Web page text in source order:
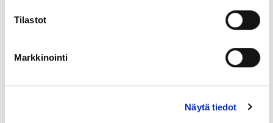
Tilastot
Markkinointi
Näytä tiedot
12.6.2023
Neuvontapalvelut: Ulkomaalaisen
työntekijän työnteko-oikeus
Kolmannen maan kansalaisten työnteko-oikeus
perustuu joko työntekoon oikeuttavaan
oleskelulupaan tai oikeuteen työskennellä